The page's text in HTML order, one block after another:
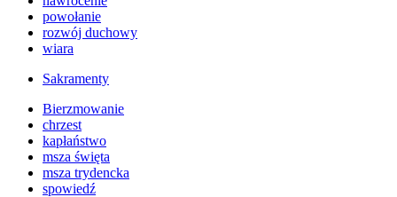
powołanie
rozwój duchowy
wiara
Sakramenty
Bierzmowanie
chrzest
kapłaństwo
msza święta
msza trydencka
spowiedź